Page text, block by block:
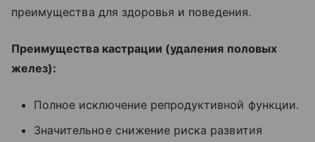
преимущества для здоровья и поведения.
Преимущества кастрации (удаления половых
желез):
Полное исключение репродуктивной функции.
Значительное снижение риска развития